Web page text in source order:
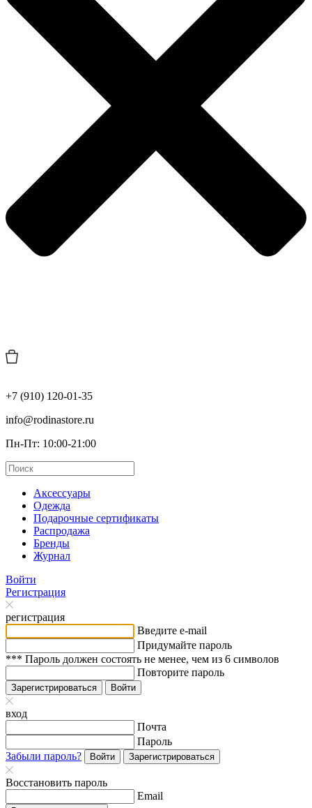
+7 (910) 120-01-35
info@rodinastore.ru
Пн-Пт: 10:00-21:00
Аксессуары
Одежда
Подарочные сертификаты
Распродажа
Бренды
Журнал
Войти
Регистрация
регистрация
Введите e-mail
Придумайте пароль
*** Пароль должен состоять не менее, чем из 6 символов
Повторите пароль
Зарегистрироваться Войти
вход
Почта
Пароль
Забыли пароль?
Войти Зарегистрироваться
Восстановить пароль
Email